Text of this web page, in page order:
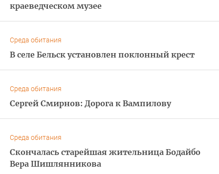
краеведческом музее
Среда обитания
В селе Бельск установлен поклонный крест
Среда обитания
Сергей Смирнов: Дорога к Вампилову
Среда обитания
Скончалась старейшая жительница Бодайбо
Вера Шишлянникова